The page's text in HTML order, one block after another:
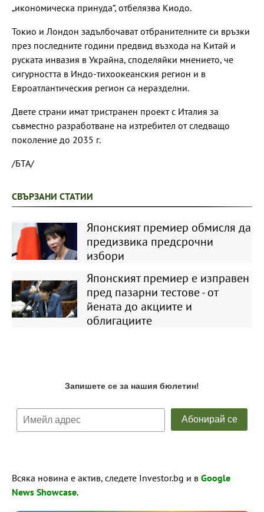
„икономическа принуда“, отбелязва Киодо.
Токио и Лондон задълбочават отбранителните си връзки
през последните години предвид възхода на Китай и
руската инвазия в Украйна, споделяйки мнението, че
сигурността в Индо-тихоокеанския регион и в
Евроатлантическия регион са неразделни.
Двете страни имат тристранен проект с Италия за
съвместно разработване на изтребител от следващо
поколение до 2035 г.
/БТА/
СВЪРЗАНИ СТАТИИ
Японският премиер обмисля да
предизвика предсрочни
избори
Японският премиер е изправен
пред пазарни тестове - от
йената до акциите и
облигациите
Всяка новина е актив, следете Investor.bg и в Google
News Showcase.